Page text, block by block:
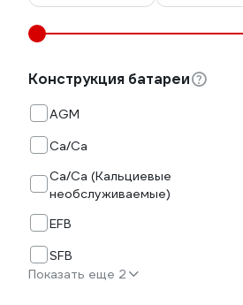
Конструкция батареи
AGM
Ca/Ca
Ca/Ca (Кальциевые
необслуживаемые)
EFB
SFB
Показать еще 2